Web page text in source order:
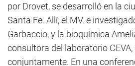
por Drovet, se desarrolló en la
Santa Fe. Allí, el MV. e
Garbaccio, y la bioquímica
consultora del laboratorio
conjuntamente. En una